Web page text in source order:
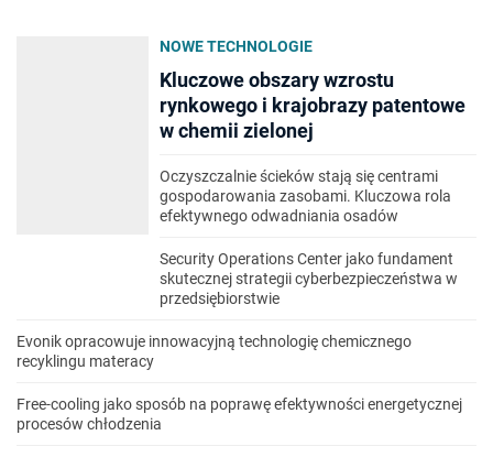
NOWE TECHNOLOGIE
Kluczowe obszary wzrostu
rynkowego i krajobrazy patentowe
w chemii zielonej
Oczyszczalnie ścieków stają się centrami
gospodarowania zasobami. Kluczowa rola
efektywnego odwadniania osadów
Security Operations Center jako fundament
skutecznej strategii cyberbezpieczeństwa w
przedsiębiorstwie
Evonik opracowuje innowacyjną technologię chemicznego
recyklingu materacy
Free-cooling jako sposób na poprawę efektywności energetycznej
procesów chłodzenia